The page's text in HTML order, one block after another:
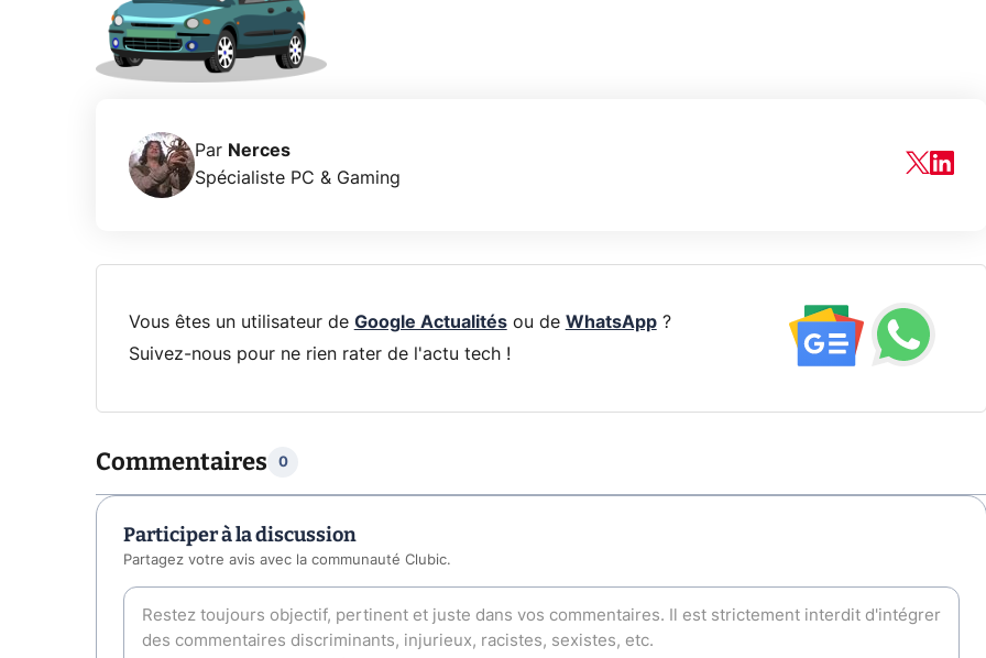
Par Nerces
Spécialiste PC & Gaming
Vous êtes un utilisateur de Google Actualitésou de WhatsApp?
Suivez-nous pour ne rien rater de l'actu tech !
Commentaires 0
Participer à la discussion
Partagez votre avis avec la communauté Clubic.